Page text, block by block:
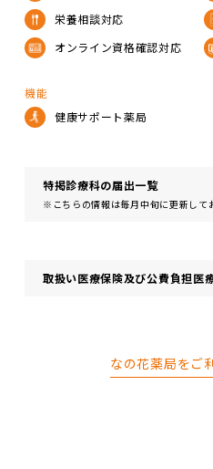
栄養相談対応
オンライン資格確認対応
機能
健康サポート薬局
特掲診療科の届出⼀覧
※こちらの情報は毎月中旬に更新して
取扱い医療保険及び公費負担医
なの花薬局をご